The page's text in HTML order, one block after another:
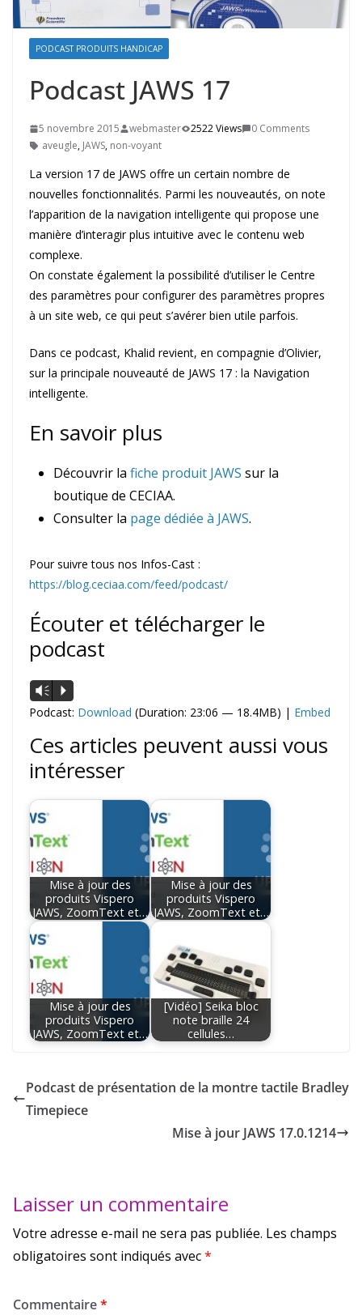
PODCAST PRODUITS HANDICAP
Podcast JAWS 17
5 novembre 2015 webmaster 2522 Views
0 Comments
aveugle, JAWS, non-voyant
La version 17 de JAWS offre un certain nombre de
nouvelles fonctionnalités. Parmi les nouveautés, on note
l’apparition de la navigation intelligente qui propose une
manière d’interagir plus intuitive avec le contenu web
complexe.
On constate également la possibilité d’utiliser le Centre
des paramètres pour configurer des paramètres propres
à un site web, ce qui peut s’avérer bien utile parfois.
Dans ce podcast, Khalid revient, en compagnie d’Olivier,
sur la principale nouveauté de JAWS 17 : la Navigation
intelligente.
En savoir plus
Découvrir la fiche produit JAWS sur la
boutique de CECIAA.
Consulter la page dédiée à JAWS.
Pour suivre tous nos Infos-Cast :
https://blog.ceciaa.com/feed/podcast/
Écouter et télécharger le
podcast
Lecteur
audio
Vm P
Podcast: Download (Duration: 23:06 — 18.4MB) | Embed
Ces articles peuvent aussi vous
intéresser
Mise à jour des
produits Vispero
JAWS, ZoomText et…
Mise à jour des
produits Vispero
JAWS, ZoomText et…
Mise à jour des
produits Vispero
JAWS, ZoomText et…
[Vidéo] Seika bloc
note braille 24
cellules…
Podcast de présentation de la montre tactile Bradley
Timepiece
Mise à jour JAWS 17.0.1214
Laisser un commentaire
Votre adresse e-mail ne sera pas publiée. Les champs
obligatoires sont indiqués avec*
Commentaire*